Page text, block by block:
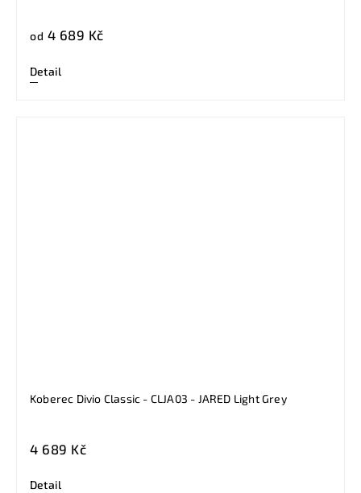
od 4 689 Kč
Detail
Koberec Divio Classic - CLJA03 - JARED Light Grey
4 689 Kč
Detail